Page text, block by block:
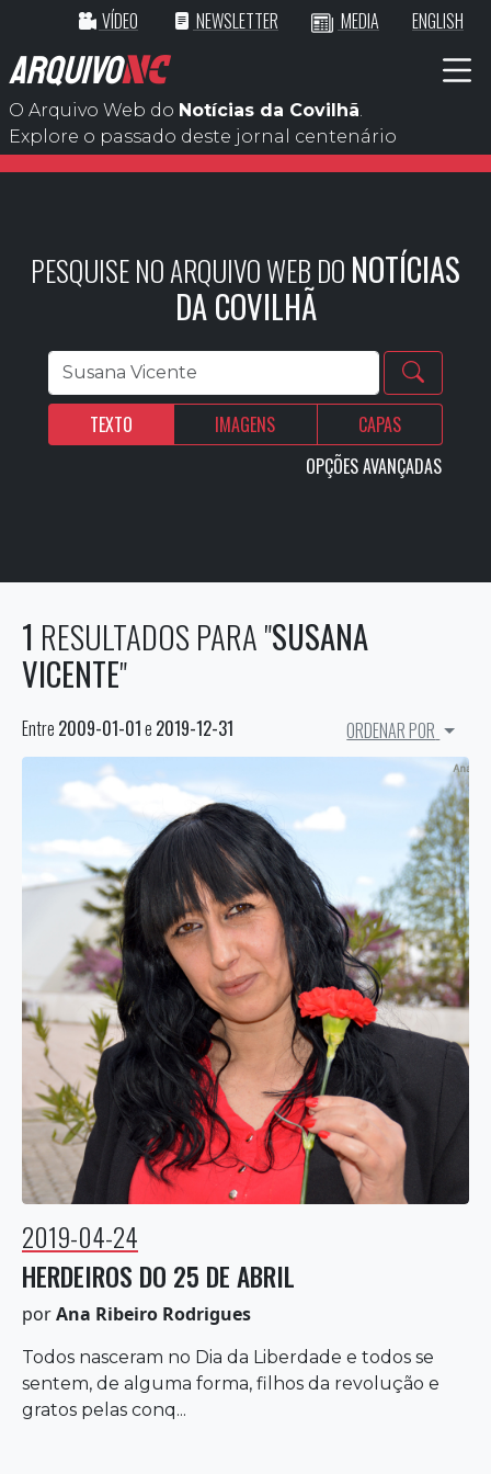
VÍDEO NEWSLETTER MEDIA ENGLISH
ARQUIVONC
O Arquivo Web do Notícias da Covilhã.
Explore o passado deste jornal centenário
PESQUISE NO ARQUIVO WEB DO NOTÍCIAS
DA COVILHÃ
TEXTO IMAGENS
CAPAS
OPÇÕES AVANÇADAS
1 RESULTADOS PARA "SUSANA
VICENTE"
Entre 2009-01-01e 2019-12-31 ORDENAR POR
2019-04-24
HERDEIROS DO 25 DE ABRIL
porAna Ribeiro Rodrigues
Todos nasceram no Dia da Liberdade e todos se
sentem, de alguma forma, filhos da revolução e
gratos pelas conq...